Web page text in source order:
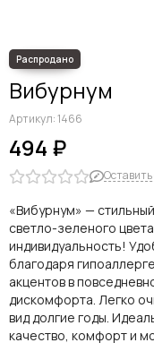
Вибурнум
Артикул:1466
494 ₽
«Вибурнум» —
светло-зеленого
индивидуальность!
благодаря
акцентов в
дискомфорта. Легко
вид долгие годы.
качество, комфорт и